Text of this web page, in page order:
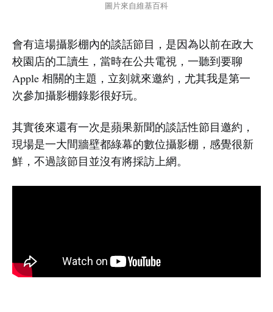
圖片來自維基百科
會有這場攝影棚內的談話節目，是因為以前在政大
校園店的工讀生，當時在公共電視，一聽到要聊
Apple 相關的主題，立刻就來邀約，尤其我是第一
次參加攝影棚錄影很好玩。
其實後來還有一次是蘋果新聞的談話性節目邀約，
現場是一大間牆壁都綠幕的數位攝影棚，感覺很新
鮮，不過該節目並沒有將採訪上網。